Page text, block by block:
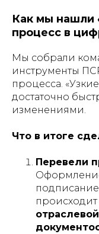
Как мы нашли
процесс в
Мы собрали
инструменты
процесса.
достаточно
изменениями.
Что в итоге
Перевели
происходит